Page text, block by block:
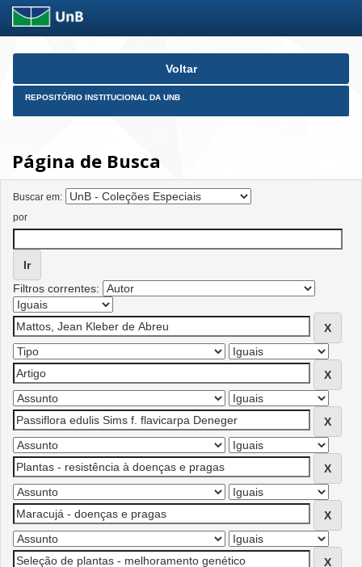
Skip
Voltar
REPOSITÓRIO INSTITUCIONAL DA UNB
Página de Busca
Buscar em:
por
Filtros correntes: